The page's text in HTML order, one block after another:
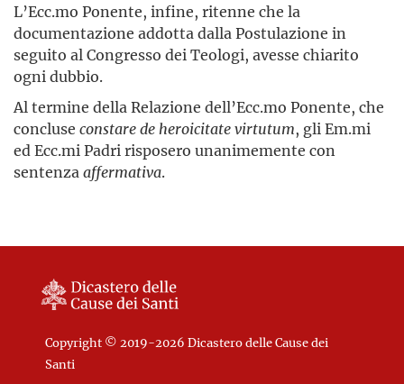
L’Ecc.mo Ponente, infine, ritenne che la
documentazione addotta dalla Postulazione in
seguito al Congresso dei Teologi, avesse chiarito
ogni dubbio.
Al termine della Relazione dell’Ecc.mo Ponente, che
concluse constare de heroicitate virtutum, gli Em.mi
ed Ecc.mi Padri risposero unanimemente con
sentenza affermativa.
Copyright © 2019-2026 Dicastero delle Cause dei
Santi